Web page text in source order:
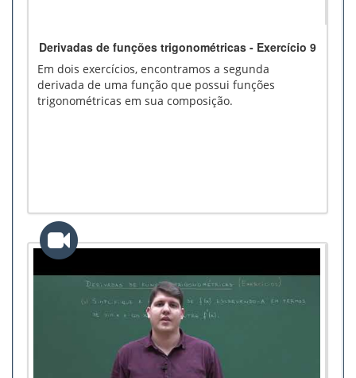
Derivadas de funções trigonométricas - Exercício 9
Em dois exercícios, encontramos a segunda
derivada de uma função que possui funções
trigonométricas em sua composição.